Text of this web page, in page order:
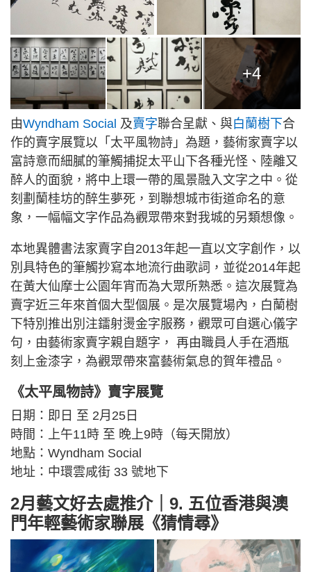
+4
由Wyndham Social 及賣字聯合呈獻、與白蘭樹下合
作的賣字展覽以「太平風物詩」為題，藝術家賣字以
富詩意而細膩的筆觸捕捉太平山下各種光怪、陸離又
醉人的面貌，將中上環一帶的風景融入文字之中。從
刻劃蘭桂坊的醉生夢死，到聯想城市街道命名的意
象，一幅幅文字作品為觀眾帶來對我城的另類想像。
本地異體書法家賣字自2013年起一直以文字創作，以
別具特色的筆觸抄寫本地流行曲歌詞，並從2014年起
在黃大仙摩士公園年宵而為大眾所熟悉。這次展覽為
賣字近三年來首個大型個展。是次展覽場內，白蘭樹
下特別推出別注鐳射燙金字服務，觀眾可自選心儀字
句，由藝術家賣字親自題字， 再由職員人手在酒瓶
刻上金漆字，為觀眾帶來富藝術氣息的賀年禮品。
《太平風物詩》賣字展覽
日期：即日 至 2月25日
時間：上午11時 至 晚上9時（每天開放）
地點：Wyndham Social
地址：中環雲咸街 33 號地下
2月藝文好去處推介｜9. 五位香港與澳
門年輕藝術家聯展《猜情尋》